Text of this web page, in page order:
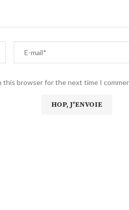
this browser for the next time I